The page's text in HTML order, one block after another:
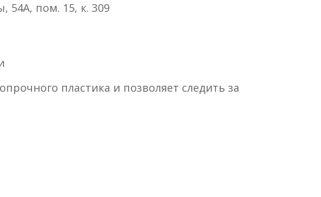
54А, пом. 15, к. 309
пластика и позволяет следить за